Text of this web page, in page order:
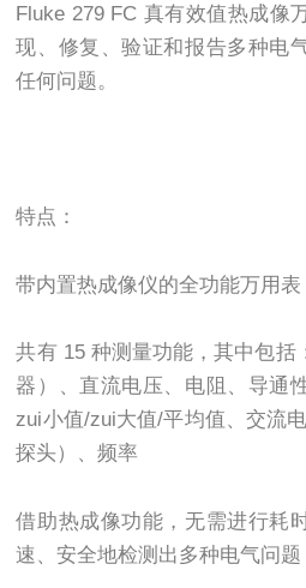
Fluke 279 FC 真有效值热成像
现、修复、验证和报告多种电
任何问题。
特点：
带内置热成像仪的全功能万用表
共有 15 种测量功能，其中包括
器）、直流电压、电阻、导通
zui小值/zui大值/平均值、交流
探头）、频率
借助热成像功能，无需进行耗
速、安全地检测出多种电气问题